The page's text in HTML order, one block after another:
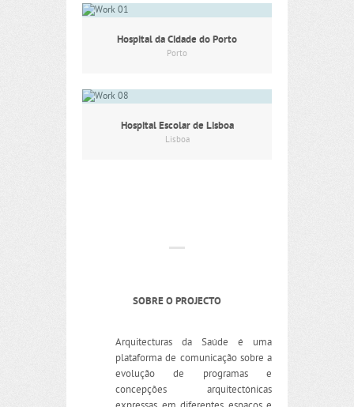
Hospital da Cidade do Porto
Porto
Hospital Escolar de Lisboa
Lisboa
SOBRE O PROJECTO
Arquitecturas da Saúde é uma
plataforma de comunicação sobre a
evolução de programas e
concepções arquitectónicas